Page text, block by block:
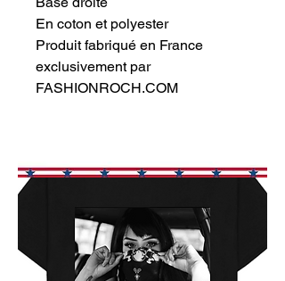
En coton et polyester
Produit fabriqué en France
exclusivement par
FASHIONROCH.COM